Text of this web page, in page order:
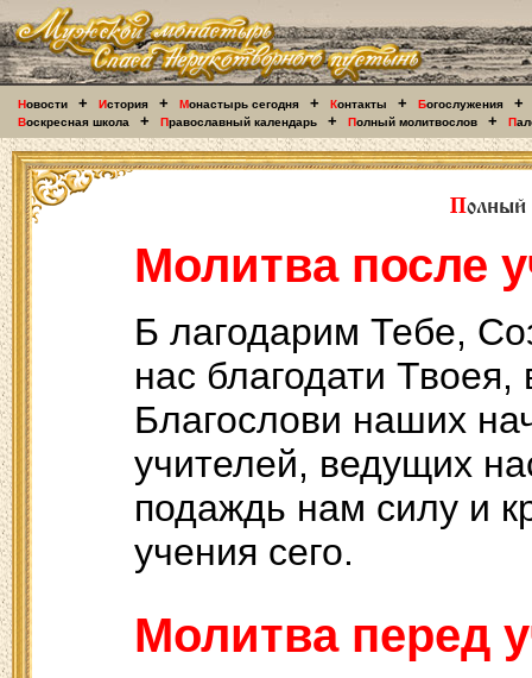
Новости + История + Монастырь сегодня + Контакты + Богослужения +
Воскресная школа + Православный календарь + Полный молитвослов + П
Молитва после
Б лагодарим Тебе,
нас благодати
Благослови наших
учителей, ведущих
подаждь нам силу и
учения сего.
Молитва перед